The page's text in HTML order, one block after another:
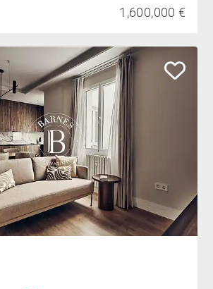
1,600,000 €